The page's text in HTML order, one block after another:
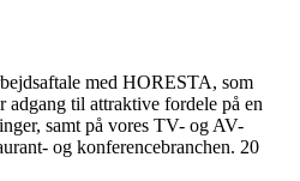
med HORESTA, som
til attraktive fordele på en
samt på vores TV- og AV-
og konferencebranchen. 20